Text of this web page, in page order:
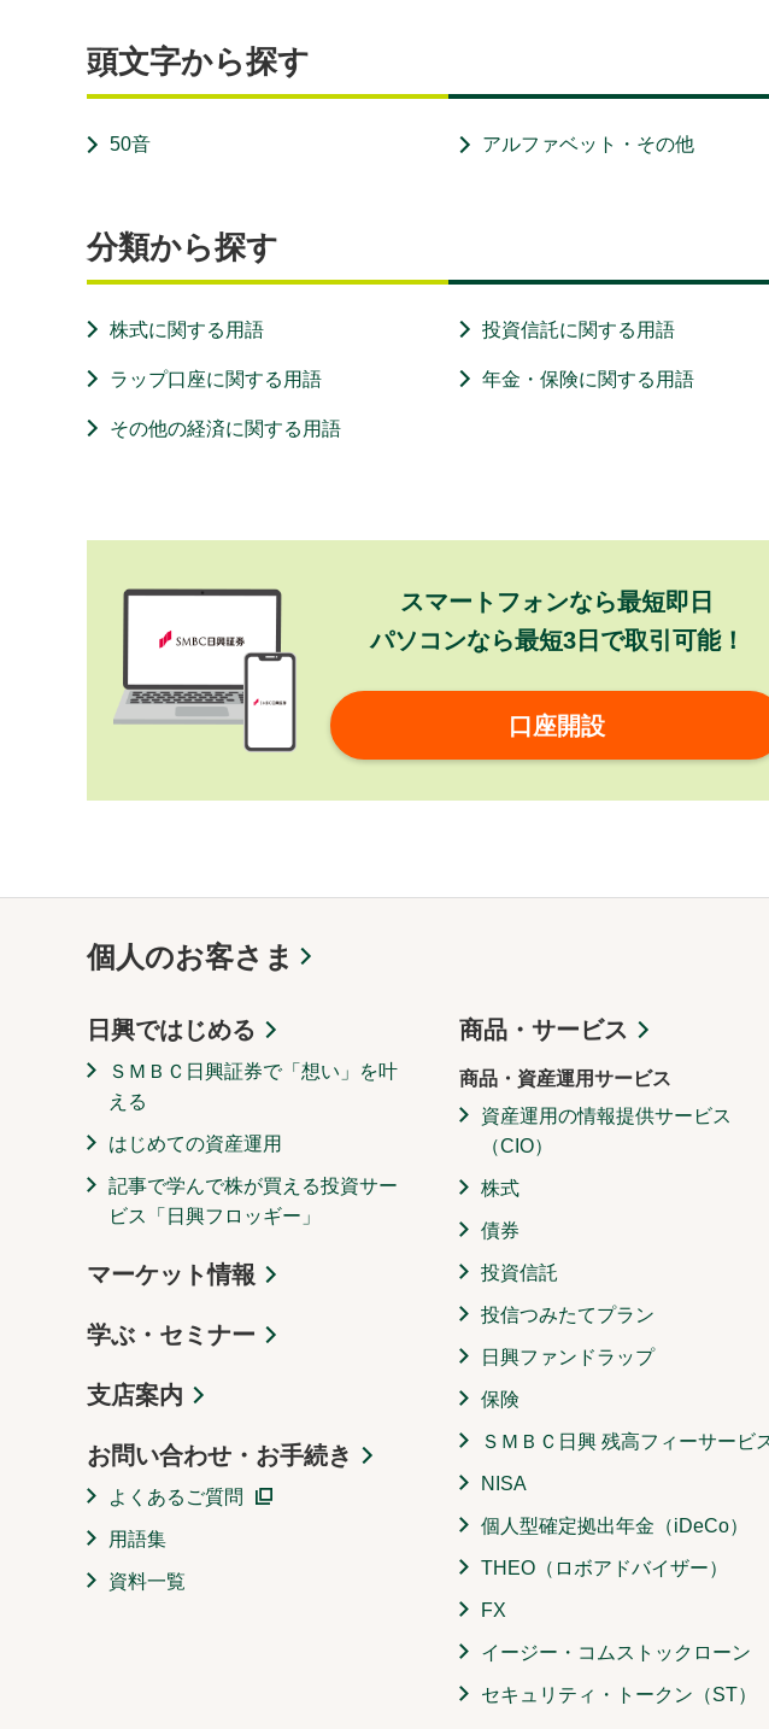
頭文字から探す
50音 アルファベット・その他
分類から探す
株式に関する用語 投資信託に関する用語
ラップ口座に関する用語 年金・保険に関する用語
その他の経済に関する用語
スマートフォンなら最短即日
パソコンなら最短3日で取引可能！
口座開設
個人のお客さま
日興ではじめる
ＳＭＢＣ日興証券で「想い」を叶
える
はじめての資産運用
記事で学んで株が買える投資サー
ビス「日興フロッギー」
マーケット情報
学ぶ・セミナー
支店案内
お問い合わせ・お手続き
よくあるご質問
用語集
資料一覧
商品・サービス
商品・資産運用サービス
資産運用の情報提供サービス
（CIO）
株式
債券
投資信託
投信つみたてプラン
日興ファンドラップ
保険
ＳＭＢＣ日興 残高フィーサービ
NISA
個人型確定拠出年金（iDeCo）
THEO（ロボアドバイザー）
FX
イージー・コムストックローン
セキュリティ・トークン（ST）